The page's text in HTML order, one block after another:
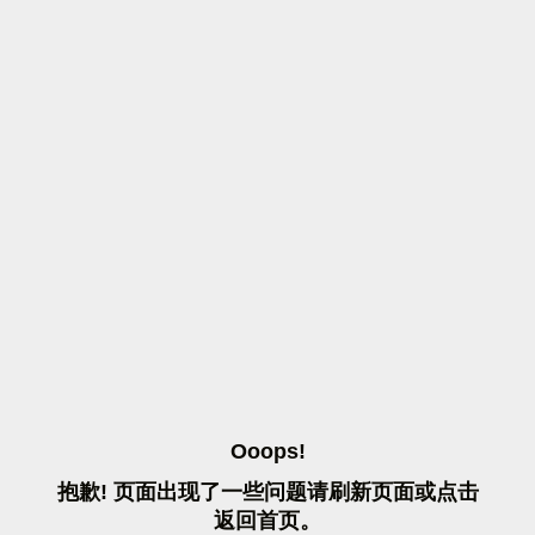
OOOPS!
抱歉! 页面出现了一些问题请刷 新页面或点击
返 回首页。